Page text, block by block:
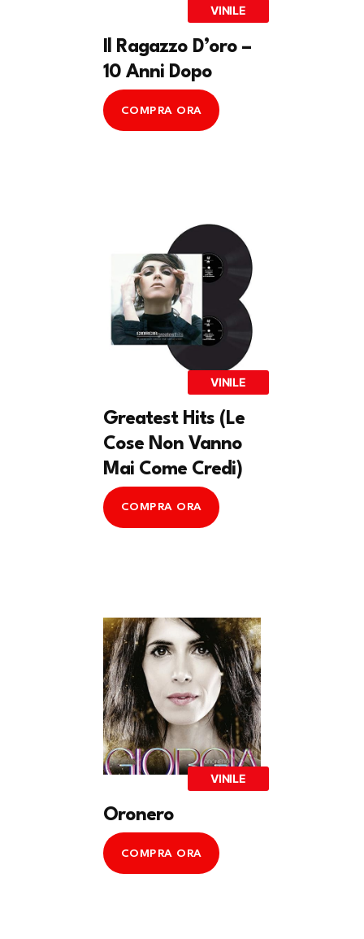
VINILE
Il Ragazzo D’oro –
10 Anni Dopo
COMPRA ORA
VINILE
Greatest Hits (Le
Cose Non Vanno
Mai Come Credi)
COMPRA ORA
VINILE
Oronero
COMPRA ORA